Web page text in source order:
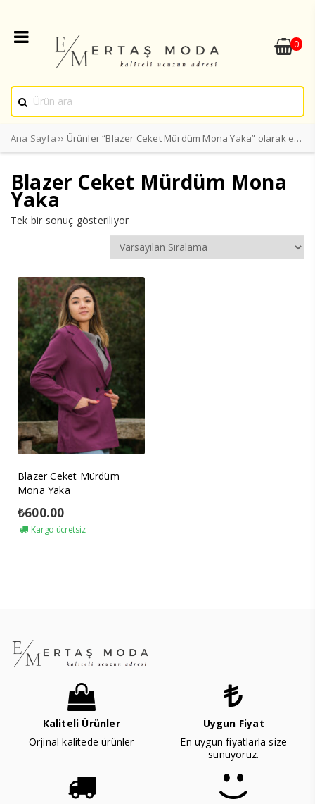
0
Ana Sayfa ›› Ürünler “Blazer Ceket Mürdüm Mona Yaka” olarak etiketlendi
Blazer Ceket Mürdüm Mona
Yaka
Tek bir sonuç gösteriliyor
Blazer Ceket Mürdüm
Mona Yaka
₺600.00
Kargo ücretsiz
Kaliteli Ürünler
Orjinal kalitede ürünler
Uygun Fiyat
En uygun fiyatlarla size
sunuyoruz.